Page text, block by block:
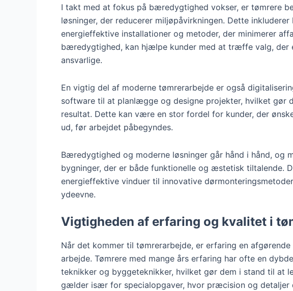
I takt med at fokus på bæredygtighed vokser, er tømrere
løsninger, der reducerer miljøpåvirkningen. Dette
energieffektive installationer og metoder, der minimerer
bæredygtighed, kan hjælpe kunder med at træffe valg, der
ansvarlige.
En vigtig del af moderne tømrerarbejde er også
software til at planlægge og designe projekter, hvilket gør
resultat. Dette kan være en stor fordel for kunder, der
ud, før arbejdet påbegyndes.
Bæredygtighed og moderne løsninger går hånd i hånd, og
bygninger, der er både funktionelle og æstetisk tiltalende.
energieffektive vinduer til innovative
ydeevne.
Vigtigheden af erfaring og kvalitet i
Når det kommer til tømrerarbejde, er erfaring en
arbejde. Tømrere med mange års erfaring har ofte en
teknikker og byggeteknikker, hvilket gør dem i stand til at
gælder især for specialopgaver, hvor præcision og detaljer